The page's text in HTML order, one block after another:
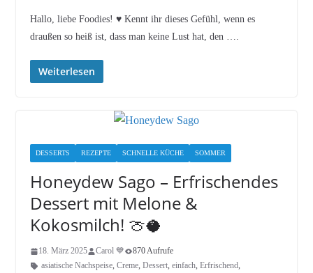
Hallo, liebe Foodies! ♥︎ Kennt ihr dieses Gefühl, wenn es
draußen so heiß ist, dass man keine Lust hat, den ….
Weiterlesen
DESSERTS REZEPTE SCHNELLE KÜCHE SOMMER
Honeydew Sago – Erfrischendes
Dessert mit Melone &
Kokosmilch! 🍈🥥
18. März 2025 Carol 💙
870 Aufrufe
asiatische Nachspeise, Creme, Dessert, einfach, Erfrischend,